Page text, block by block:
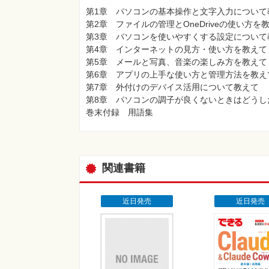
第1章 パソコンの基本操作と文字入力について
第2章 ファイルの管理とOneDriveの使い方を
第3章 パソコンを使いやすくする設定について
第4章 インターネットの見方・使い方を教えて
第5章 メールと写真、音楽の楽しみ方を教えて
第6章 アプリの上手な使い方と管理方法を教え
第7章 外付けのデバイス活用について教えて
第8章 パソコンの調子が良くないときはどうし
巻末付録 用語集
関連書籍
近日発売 近日発売